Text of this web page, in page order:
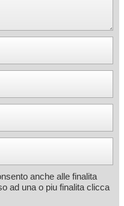
anche alle finalita
ad una o piu finalita clicca